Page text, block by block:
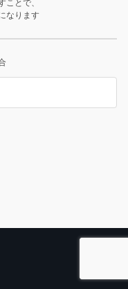
ことで、
なります